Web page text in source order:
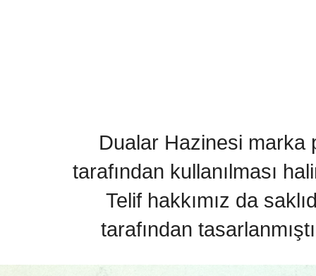
Dualar Hazinesi marka
tarafından kullanılması
Telif hakkımız da
tarafından